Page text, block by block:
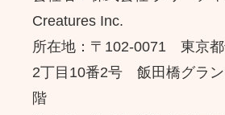
Creatures Inc.
所在地：〒102-0071 東京
2丁目10番2号 飯田橋グラ
階